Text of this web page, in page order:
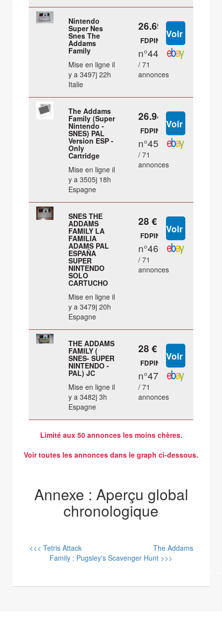
Nintendo
Super Nes
Snes The
Addams
Family
Mise en ligne il
y a 3497j 22h
Italie
26.69 €
FDPIN
n°44
/ 71
annonces
The Addams
Family (Super
Nintendo -
SNES) PAL
Version ESP -
Only
Cartridge
Mise en ligne il
y a 3505j 18h
Espagne
26.94 €
FDPIN
n°45
/ 71
annonces
SNES THE
ADDAMS
FAMILY LA
FAMILIA
ADAMS PAL
ESPAÑA
SUPER
NINTENDO
SOLO
CARTUCHO
Mise en ligne il
y a 3479j 20h
Espagne
28 €
FDPIN
n°46
/ 71
annonces
THE ADDAMS
FAMILY (
SNES- SUPER
NINTENDO -
PAL) JC
Mise en ligne il
y a 3482j 3h
Espagne
28 €
FDPIN
n°47
/ 71
annonces
Limité aux 50 annonces les moins chères.
Voir toutes les annonces dans le graph ci-dessous.
Annexe : Aperçu global
chronologique
<<< Tetris Attack
The Addams
Family : Pugsley's Scavenger Hunt >>>